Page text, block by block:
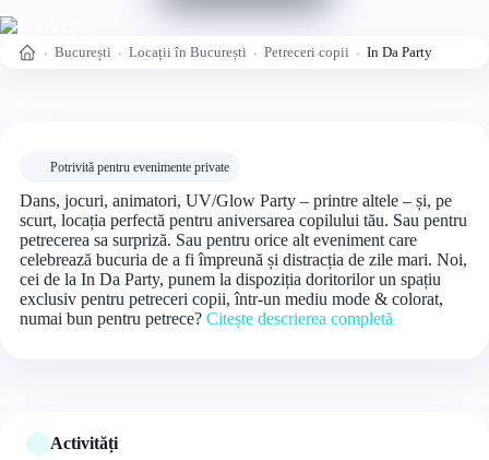
Acasă București Locații în București Petreceri copii In Da Party
Potrivită pentru evenimente private
Dans, jocuri, animatori, UV/Glow Party – printre altele – și, pe
scurt, locația perfectă pentru aniversarea copilului tău. Sau pentru
petrecerea sa surpriză. Sau pentru orice alt eveniment care
celebrează bucuria de a fi împreună și distracția de zile mari. Noi,
cei de la In Da Party, punem la dispoziția doritorilor un spațiu
exclusiv pentru petreceri copii, într-un mediu mode & colorat,
numai bun pentru petrece? Citește descrierea completă
Activități